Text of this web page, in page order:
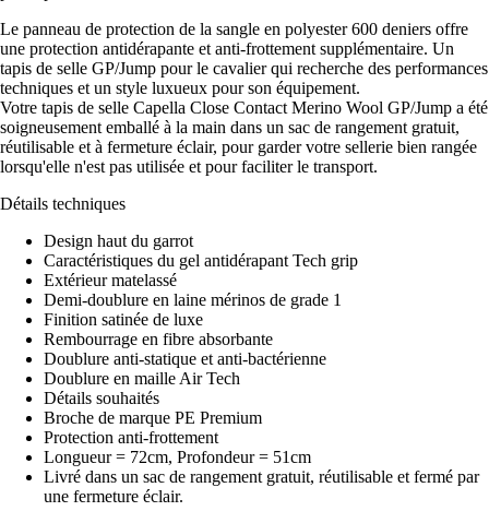
Le panneau de protection de la sangle en polyester 600 deniers offre
une protection antidérapante et anti-frottement supplémentaire. Un
tapis de selle GP/Jump pour le cavalier qui recherche des performances
techniques et un style luxueux pour son équipement.
Votre tapis de selle Capella Close Contact Merino Wool GP/Jump a été
soigneusement emballé à la main dans un sac de rangement gratuit,
réutilisable et à fermeture éclair, pour garder votre sellerie bien rangée
lorsqu'elle n'est pas utilisée et pour faciliter le transport.
Détails techniques
Design haut du garrot
Caractéristiques du gel antidérapant Tech grip
Extérieur matelassé
Demi-doublure en laine mérinos de grade 1
Finition satinée de luxe
Rembourrage en fibre absorbante
Doublure anti-statique et anti-bactérienne
Doublure en maille Air Tech
Détails souhaités
Broche de marque PE Premium
Protection anti-frottement
Longueur = 72cm, Profondeur = 51cm
Livré dans un sac de rangement gratuit, réutilisable et fermé par
une fermeture éclair.